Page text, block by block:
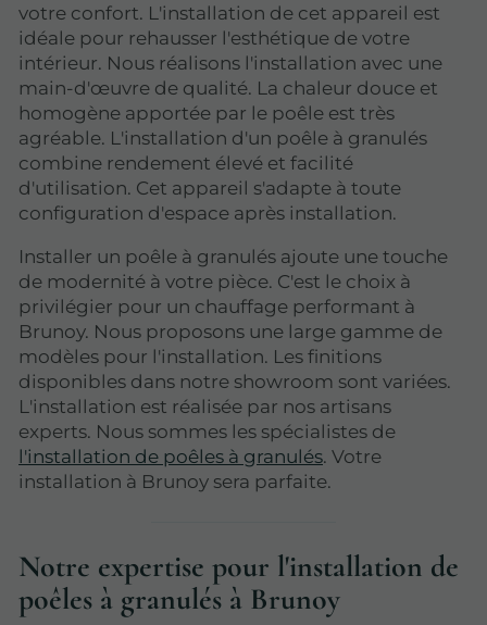
votre confort. L'installation de cet appareil est
idéale pour rehausser l'esthétique de votre
intérieur. Nous réalisons l'installation avec une
main-d'œuvre de qualité. La chaleur douce et
homogène apportée par le poêle est très
agréable. L'installation d'un poêle à granulés
combine rendement élevé et facilité
d'utilisation. Cet appareil s'adapte à toute
configuration d'espace après installation.
Installer un poêle à granulés ajoute une touche
de modernité à votre pièce. C'est le choix à
privilégier pour un chauffage performant à
Brunoy. Nous proposons une large gamme de
modèles pour l'installation. Les finitions
disponibles dans notre showroom sont variées.
L'installation est réalisée par nos artisans
experts. Nous sommes les spécialistes de
l'installation de poêles à granulés. Votre
installation à Brunoy sera parfaite.
Notre expertise pour l'installation de
poêles à granulés à Brunoy